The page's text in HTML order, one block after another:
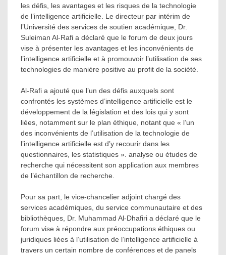
les défis, les avantages et les risques de la technologie
de l’intelligence artificielle. Le directeur par intérim de
l’Université des services de soutien académique, Dr.
Suleiman Al-Rafi a déclaré que le forum de deux jours
vise à présenter les avantages et les inconvénients de
l’intelligence artificielle et à promouvoir l’utilisation de ses
technologies de manière positive au profit de la société.
Al-Rafi a ajouté que l’un des défis auxquels sont
confrontés les systèmes d’intelligence artificielle est le
développement de la législation et des lois qui y sont
liées, notamment sur le plan éthique, notant que « l’un
des inconvénients de l’utilisation de la technologie de
l’intelligence artificielle est d’y recourir dans les
questionnaires, les statistiques ». analyse ou études de
recherche qui nécessitent son application aux membres
de l’échantillon de recherche.
Pour sa part, le vice-chancelier adjoint chargé des
services académiques, du service communautaire et des
bibliothèques, Dr. Muhammad Al-Dhafiri a déclaré que le
forum vise à répondre aux préoccupations éthiques ou
juridiques liées à l’utilisation de l’intelligence artificielle à
travers un certain nombre de conférences et de panels